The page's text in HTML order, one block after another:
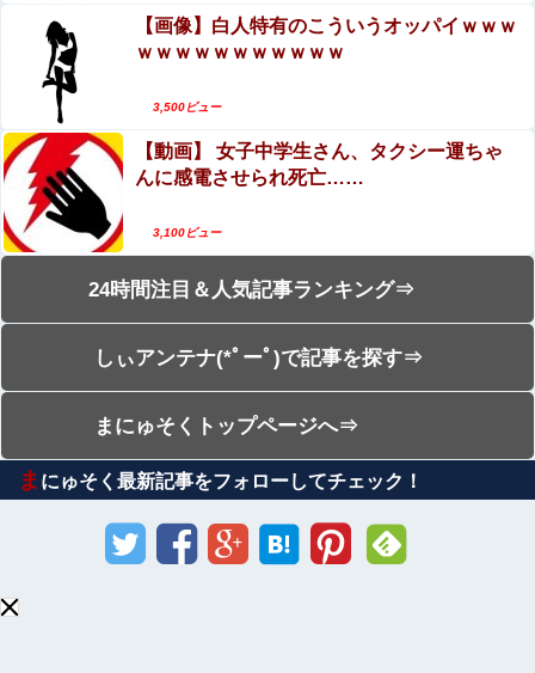
【画像】白人特有のこういうオッパイｗｗｗ
ｗｗｗｗｗｗｗｗｗｗｗ
3,500ビュー
【動画】 女子中学生さん、タクシー運ちゃ
んに感電させられ死亡……
3,100ビュー
24時間注目＆人気記事ランキング⇒
しぃアンテナ(*ﾟーﾟ)で記事を探す⇒
まにゅそくトップページへ⇒
ま にゅそく最新記事をフォローしてチェック！